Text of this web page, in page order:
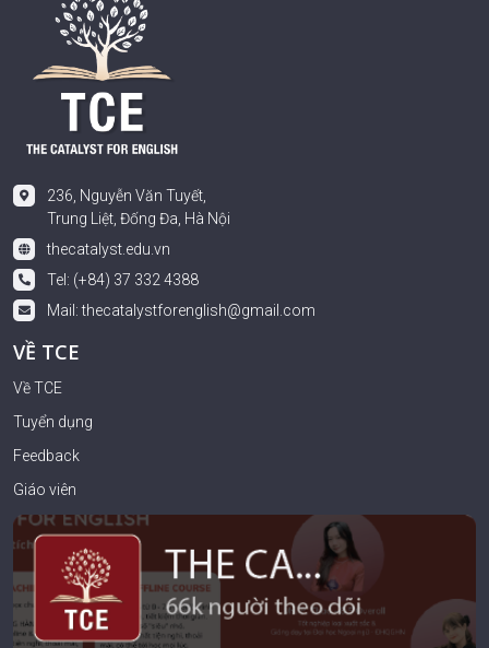
236, Nguyễn Văn Tuyết,
Trung Liệt, Đống Đa, Hà Nội
thecatalyst.edu.vn
Tel: (+84) 37 332 4388
Mail:thecatalystforenglish@gmail.com
VỀ TCE
Về TCE
Tuyển dụng
Feedback
Giáo viên